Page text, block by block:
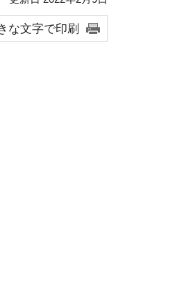
な文字で印刷